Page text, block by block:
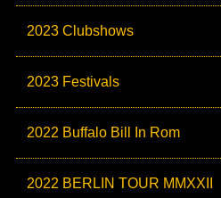
2023 Clubshows
2023 Festivals
2022 Buffalo Bill In Rom
2022 BERLIN TOUR MMXXII